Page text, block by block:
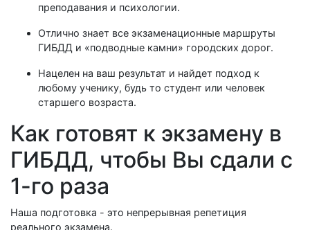
преподавания и психологии.
Отлично знает все экзаменационные маршруты
ГИБДД и «подводные камни» городских дорог.
Нацелен на ваш результат и найдет подход к
любому ученику, будь то студент или человек
старшего возраста.
Как готовят к экзамену в
ГИБДД, чтобы Вы сдали с
1-го раза
Наша подготовка - это непрерывная репетиция
реального экзамена.